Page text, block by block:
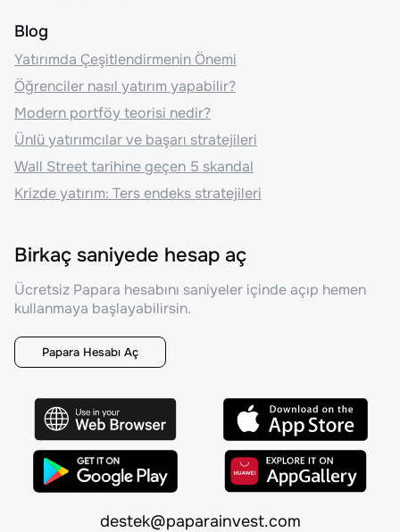
Blog
Yatırımda Çeşitlendirmenin Önemi
Öğrenciler nasıl yatırım yapabilir?
Modern portföy teorisi nedir?
Ünlü yatırımcılar ve başarı stratejileri
Wall Street tarihine geçen 5 skandal
Krizde yatırım: Ters endeks stratejileri
Birkaç saniyede hesap aç
Ücretsiz Papara hesabını saniyeler içinde açıp hemen
kullanmaya başlayabilirsin.
Papara Hesabı Aç
destek@paparainvest.com